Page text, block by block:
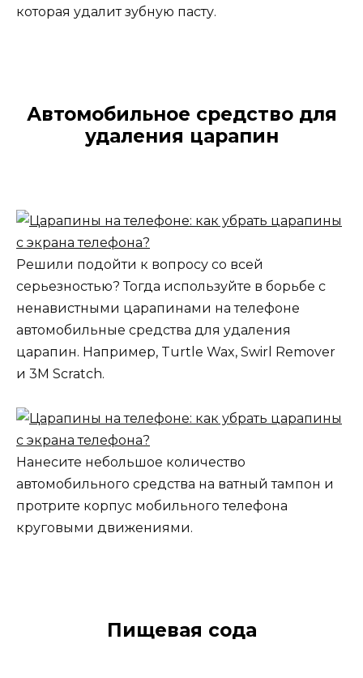
которая удалит зубную пасту.
Автомобильное средство для
удаления царапин
Решили подойти к вопросу со всей
серьезностью? Тогда используйте в борьбе с
ненавистными царапинами на телефоне
автомобильные средства для удаления
царапин. Например, Turtle Wax, Swirl Remover
и 3M Scratch.
Нанесите небольшое количество
автомобильного средства на ватный тампон и
протрите корпус мобильного телефона
круговыми движениями.
Пищевая сода